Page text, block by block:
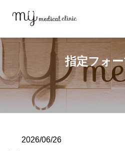
指定フォ
2026/06/26